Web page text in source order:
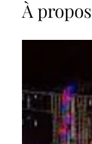
À